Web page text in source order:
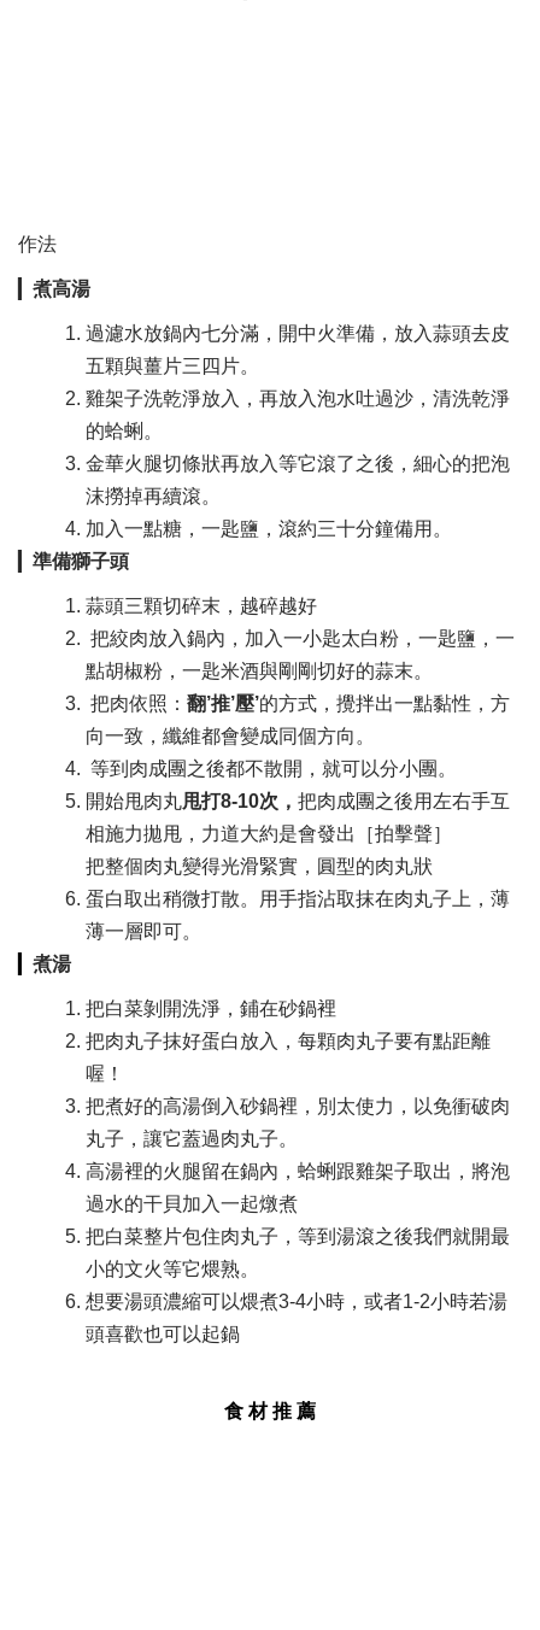
作法
煮高湯
過濾水放鍋內七分滿，開中火準備，放入蒜頭去皮
五顆與薑片三四片。​
雞架子洗乾淨放入，再放入泡水吐過沙，清洗乾淨
的蛤蜊。​
金華火腿切條狀再放入等它滾了之後，細心的把泡
沫撈掉再續滾。​
加入一點糖，一匙鹽，滾約三十分鐘備用。​
準備獅子頭
蒜頭三顆切碎末，越碎越好
​ 把絞肉放入鍋內，加入一小匙太白粉，一匙鹽，一
點胡椒粉，一匙米酒與剛剛切好的蒜末。​
把肉依照： 翻’推’壓’的方式，​攪拌出一點黏性，方
向一致，纖維都會變成同個方向。​
等到肉成團之後都不散開，就可以分小團。​
開始甩肉丸甩打8-10次， 把肉成團之後用左右手互
相施力拋甩，力道大約是會發出［拍擊聲］
把整個肉丸變得光滑緊實，圓型的肉丸狀
蛋白取出稍微打散。用手指沾取抹在肉丸子上，薄
薄一層即可。​
煮湯
把白菜剝開洗淨，鋪在砂鍋裡​
把肉丸子抹好蛋白放入，每顆肉丸子要有點距離
喔！​
把煮好的高湯倒入砂鍋裡，別太使力，以免衝破肉
丸子，讓它蓋過肉丸子。​
高湯裡的火腿留在鍋內，蛤蜊跟雞架子取出，將泡
過水的干貝加入一起燉煮​
把白菜整片包住肉丸子​，等到湯滾之後我們就開最
小的文火等它煨熟。​
想要湯頭濃縮可以煨煮3-4小時，或者1-2小時若湯
頭喜歡也可以起鍋
食 材 推 薦